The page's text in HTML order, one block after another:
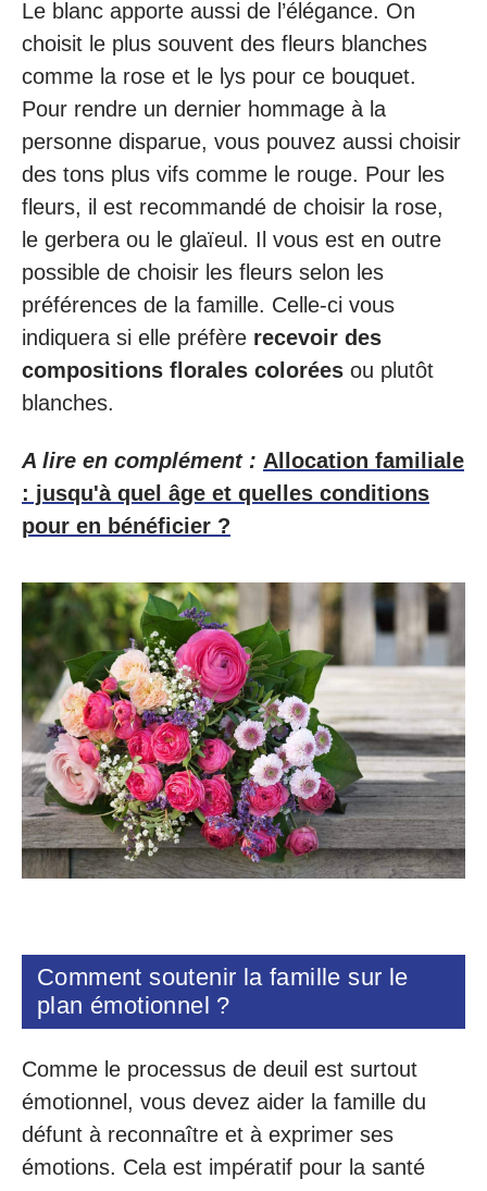
Le blanc apporte aussi de l’élégance. On
choisit le plus souvent des fleurs blanches
comme la rose et le lys pour ce bouquet.
Pour rendre un dernier hommage à la
personne disparue, vous pouvez aussi choisir
des tons plus vifs comme le rouge. Pour les
fleurs, il est recommandé de choisir la rose,
le gerbera ou le glaïeul. Il vous est en outre
possible de choisir les fleurs selon les
préférences de la famille. Celle-ci vous
indiquera si elle préfère recevoir des
compositions florales colorées ou plutôt
blanches.
A lire en complément : Allocation familiale
: jusqu'à quel âge et quelles conditions
pour en bénéficier ?
Comment soutenir la famille sur le
plan émotionnel ?
Comme le processus de deuil est surtout
émotionnel, vous devez aider la famille du
défunt à reconnaître et à exprimer ses
émotions. Cela est impératif pour la santé